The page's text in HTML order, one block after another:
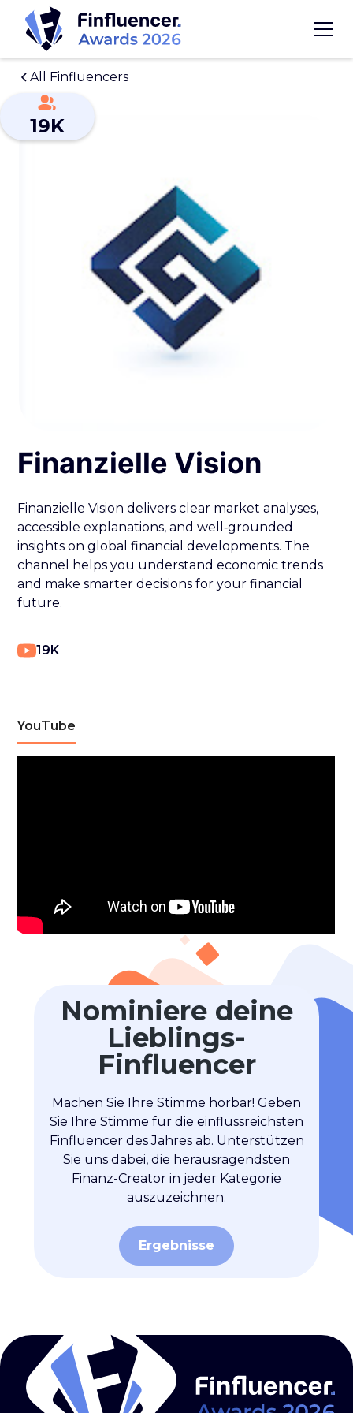
All Finfluencers
Finanzielle Vision
Finanzielle Vision delivers clear market analyses,
accessible explanations, and well‑grounded
insights on global financial developments. The
channel helps you understand economic trends
and make smarter decisions for your financial
future.
19K
19K
YouTube
Nominiere deine
Lieblings-
Finfluencer
Machen Sie Ihre Stimme hörbar! Geben
Sie Ihre Stimme für die einflussreichsten
Finfluencer des Jahres ab. Unterstützen
Sie uns dabei, die herausragendsten
Finanz-Creator in jeder Kategorie
auszuzeichnen.
Ergebnisse